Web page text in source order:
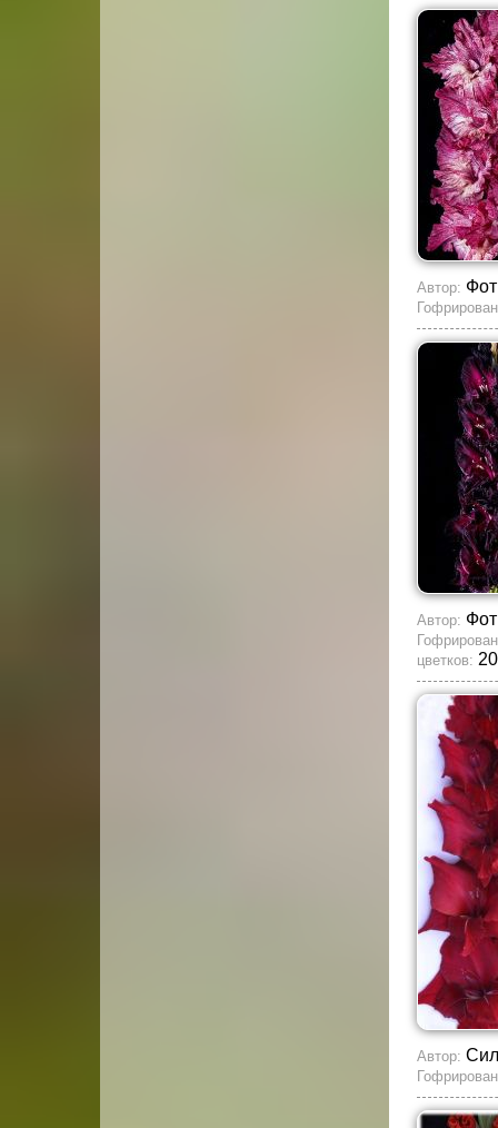
Автор:
Автор:
цветков:
Автор: